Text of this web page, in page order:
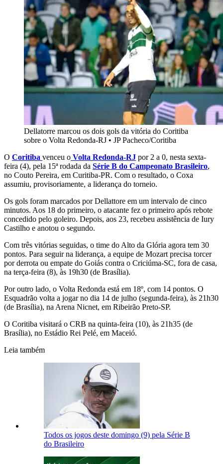
Dellatorre marcou os dois gols da vitória do Coritiba
sobre o Volta Redonda-RJ • JP Pacheco/Coritiba
O Coritiba venceu o Volta Redonda-RJ por 2 a 0, nesta sexta-
feira (4), pela 15ª rodada da Série B do Campeonato Brasileiro,
no Couto Pereira, em Curitiba-PR. Com o resultado, o Coxa
assumiu, provisoriamente, a liderança do torneio.
Os gols foram marcados por Dellattore em um intervalo de cinco
minutos. Aos 18 do primeiro, o atacante fez o primeiro após rebote
concedido pelo goleiro. Depois, aos 23, recebeu assistência de Iury
Castilho e anotou o segundo.
Com três vitórias seguidas, o time do Alto da Glória agora tem 30
pontos. Para seguir na liderança, a equipe de Mozart precisa torcer
por derrota ou empate do Goiás contra o Criciúma-SC, fora de casa,
na terça-feira (8), às 19h30 (de Brasília).
Por outro lado, o Volta Redonda está em 18º, com 14 pontos. O
Esquadrão volta a jogar no dia 14 de julho (segunda-feira), às 21h30
(de Brasília), na Arena Nicnet, em Ribeirão Preto-SP.
O Coritiba visitará o CRB na quinta-feira (10), às 21h35 (de
Brasília), no Estádio Rei Pelé, em Maceió.
Leia também
Todos os jogos deste domingo (9) pela Série B
do Brasileiro